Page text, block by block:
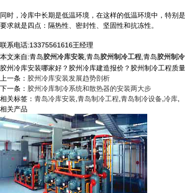
同时，冷库中长期是低温环境，在这样的低温环境中，特别
要求就是四点：隔热性、密封性、坚固性和抗冻性。
联系电话:13375561616王经理
本文来自:青岛胶州冷库安装 青岛胶州制冷工程 青岛胶州制
胶州冷库安装哪家好？胶州冷库建造报价？胶州制冷工程
上一条： 胶州冷库安装发展趋势剖析
下一条： 胶州冷库制冷系统和散热器的安装两大步
相关标签： 青岛冷库安装,青岛制冷工程,青岛制冷设备,冷库,
相关产品